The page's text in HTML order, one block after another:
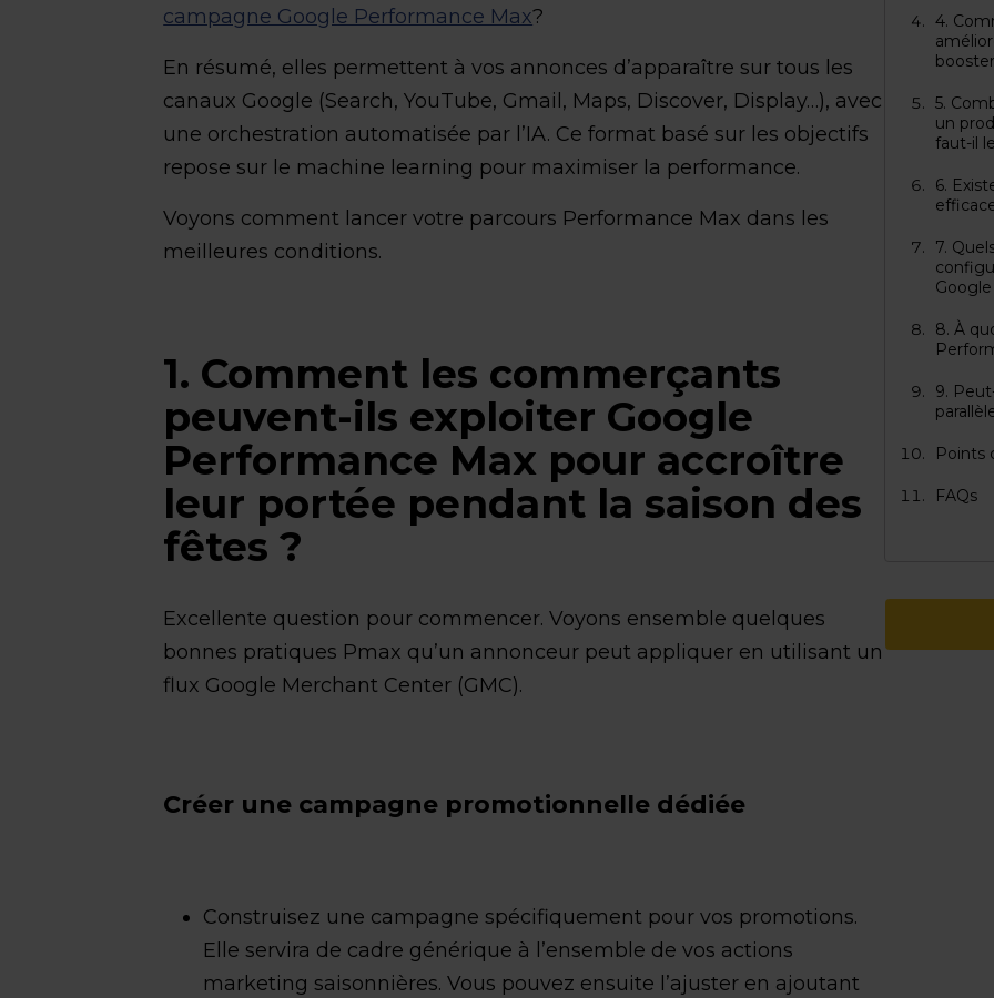
campagne Google Performance Max?
En résumé, elles permettent à vos annonces d’apparaître sur tous les
canaux Google (Search, YouTube, Gmail, Maps, Discover, Display…), avec
une orchestration automatisée par l’IA. Ce format basé sur les objectifs
repose sur le machine learning pour maximiser la performance.
Voyons comment lancer votre parcours Performance Max dans les
meilleures conditions.
1. Comment les commerçants
peuvent-ils exploiter Google
Performance Max pour accroître
leur portée pendant la saison des
fêtes ?
Excellente question pour commencer. Voyons ensemble quelques
bonnes pratiques Pmax qu’un annonceur peut appliquer en utilisant un
flux Google Merchant Center (GMC).
Créer une campagne promotionnelle dédiée
Construisez une campagne spécifiquement pour vos promotions.
Elle servira de cadre générique à l’ensemble de vos actions
marketing saisonnières. Vous pouvez ensuite l’ajuster en ajoutant
4.
5.
un
faut-il
6.
7.
8. À
9.
Points
FAQs